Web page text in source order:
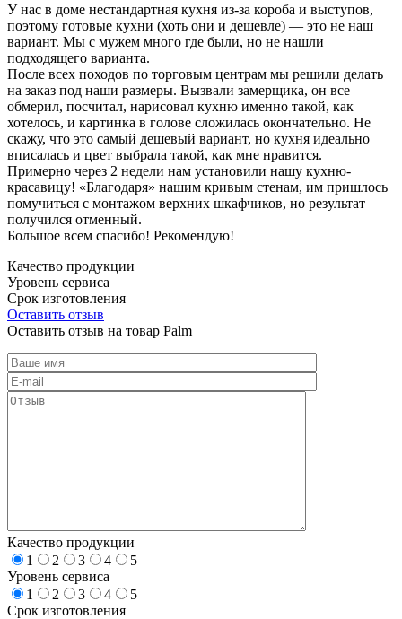
У нас в доме нестандартная кухня из-за короба и выступов,
поэтому готовые кухни (хоть они и дешевле) — это не наш
вариант. Мы с мужем много где были, но не нашли
подходящего варианта.
После всех походов по торговым центрам мы решили делать
на заказ под наши размеры. Вызвали замерщика, он все
обмерил, посчитал, нарисовал кухню именно такой, как
хотелось, и картинка в голове сложилась окончательно. Не
скажу, что это самый дешевый вариант, но кухня идеально
вписалась и цвет выбрала такой, как мне нравится.
Примерно через 2 недели нам установили нашу кухню-
красавицу! «Благодаря» нашим кривым стенам, им пришлось
помучиться с монтажом верхних шкафчиков, но результат
получился отменный.
Большое всем спасибо! Рекомендую!
Качество продукции
Уровень сервиса
Срок изготовления
Оставить отзыв
Оставить отзыв на товар Palm
Качество продукции
1
2 3 4
5
Уровень сервиса
1
2 3 4
5
Срок изготовления